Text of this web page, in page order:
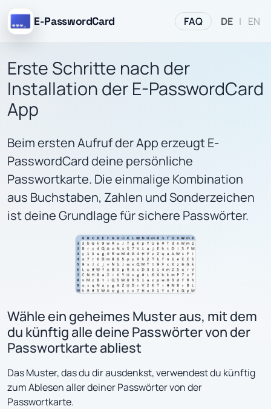
E-PasswordCard FAQ DE | EN
Erste Schritte nach der
Installation der E-PasswordCard
App
Beim ersten Aufruf der App erzeugt E-
PasswordCard deine persönliche
Passwortkarte. Die einmalige Kombination
aus Buchstaben, Zahlen und Sonderzeichen
ist deine Grundlage für sichere Passwörter.
Wähle ein geheimes Muster aus, mit dem
du künftig alle deine Passwörter von der
Passwortkarte abliest
Das Muster, das du dir ausdenkst, verwendest du künftig
zum Ablesen aller deiner Passwörter von der
Passwortkarte.